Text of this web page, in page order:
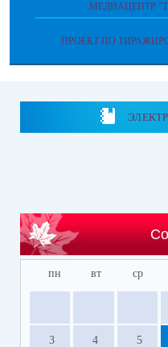
МЕДИАЦЕНТР
ПРОЕКТ ПО
пн вт ср
3 4 5